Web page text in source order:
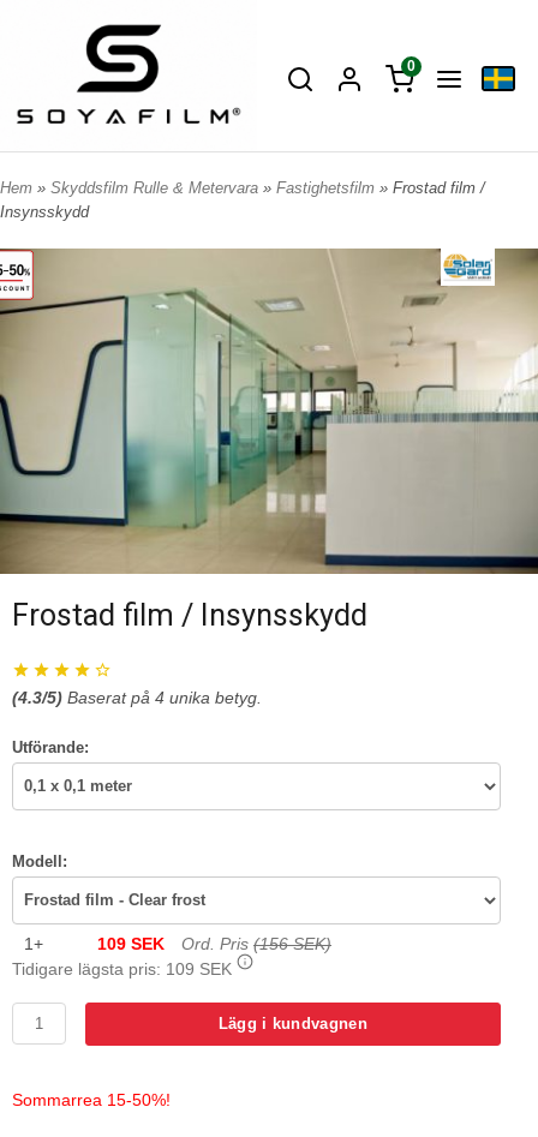
0
Hem » Skyddsfilm Rulle & Metervara » Fastighetsfilm » Frostad film /
Insynsskydd
Frostad film / Insynsskydd
(4.3/5) Baserat på 4 unika betyg.
Utförande:
Modell:
1+ 109 SEK Ord. Pris (156 SEK)
Tidigare lägsta pris: 109 SEK
Lägg i kundvagnen
Sommarrea 15-50%!